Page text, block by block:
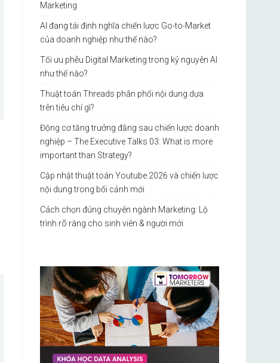
Marketing
AI đang tái định nghĩa chiến lược Go-to-Market
của doanh nghiệp như thế nào?
Tối ưu phễu Digital Marketing trong kỷ nguyên AI
như thế nào?
Thuật toán Threads phân phối nội dung dựa
trên tiêu chí gì?
Động cơ tăng trưởng đằng sau chiến lược doanh
nghiệp – The Executive Talks 03: What is more
important than Strategy?
Cập nhật thuật toán Youtube 2026 và chiến lược
nội dung trong bối cảnh mới
Cách chọn đúng chuyên ngành Marketing: Lộ
trình rõ ràng cho sinh viên & người mới